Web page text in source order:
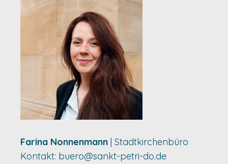
Farina Nonnenmann | Stadtkirchenbüro
Kontakt: buero@sankt-petri-do.de